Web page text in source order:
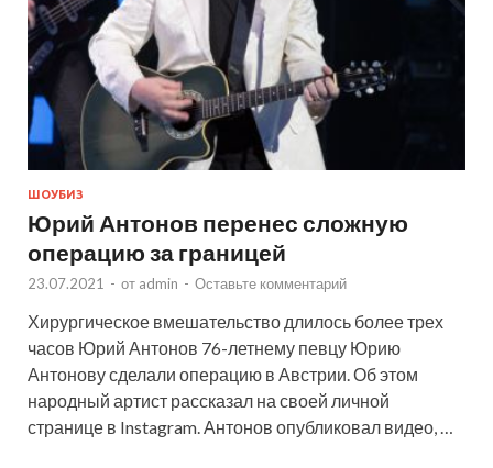
ШОУБИЗ
Юрий Антонов перенес сложную
операцию за границей
23.07.2021 - от admin - Оставьте комментарий
Хирургическое вмешательство длилось более трех
часов Юрий Антонов 76-летнему певцу Юрию
Антонову сделали операцию в Австрии. Об этом
народный артист рассказал на своей личной
странице в Instagram. Антонов опубликовал видео, …